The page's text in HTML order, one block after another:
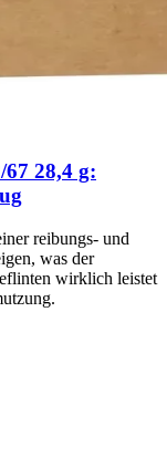
67 28,4 g:
reibungs- und
was der
wirklich leistet